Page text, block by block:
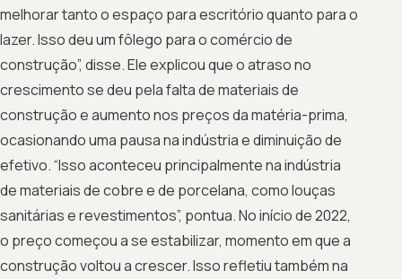
melhorar tanto o espaço para escritório quanto para o
lazer. Isso deu um fôlego para o comércio de
construção”, disse. Ele explicou que o atraso no
crescimento se deu pela falta de materiais de
construção e aumento nos preços da matéria-prima,
ocasionando uma pausa na indústria e diminuição de
efetivo. “Isso aconteceu principalmente na indústria
de materiais de cobre e de porcelana, como louças
sanitárias e revestimentos”, pontua. No início de 2022,
o preço começou a se estabilizar, momento em que a
construção voltou a crescer. Isso refletiu também na